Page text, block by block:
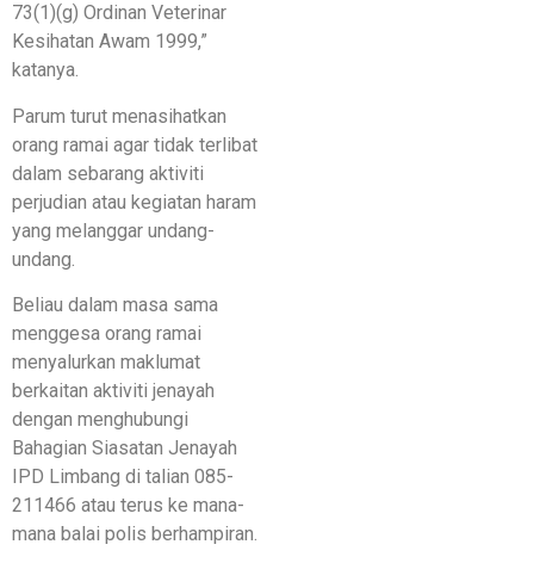
73(1)(g) Ordinan Veterinar
Kesihatan Awam 1999,”
katanya.
Parum turut menasihatkan
orang ramai agar tidak terlibat
dalam sebarang aktiviti
perjudian atau kegiatan haram
yang melanggar undang-
undang.
Beliau dalam masa sama
menggesa orang ramai
menyalurkan maklumat
berkaitan aktiviti jenayah
dengan menghubungi
Bahagian Siasatan Jenayah
IPD Limbang di talian 085-
211466 atau terus ke mana-
mana balai polis berhampiran.